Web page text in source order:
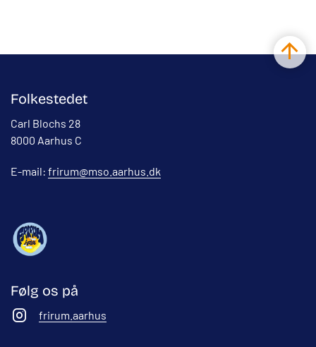
Folkestedet
Carl Blochs 28
8000 Aarhus C
E-mail: frirum@mso.aarhus.dk
Følg os på
frirum.aarhus